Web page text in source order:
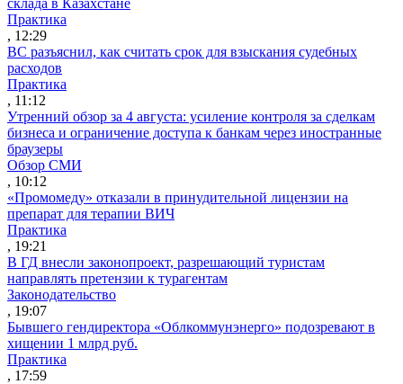
Практика
, 12:29
ВС разъяснил, как считать срок для взыскания судебных
расходов
Практика
, 11:12
Утренний обзор за 4 августа: усиление контроля за сделкам
бизнеса и ограничение доступа к банкам через иностранные
браузеры
Обзор СМИ
, 10:12
«Промомеду» отказали в принудительной лицензии на
препарат для терапии ВИЧ
Практика
, 19:21
В ГД внесли законопроект, разрешающий туристам
направлять претензии к турагентам
Законодательство
, 19:07
Бывшего гендиректора «Облкоммунэнерго» подозревают в
хищении 1 млрд руб.
Практика
, 17:59